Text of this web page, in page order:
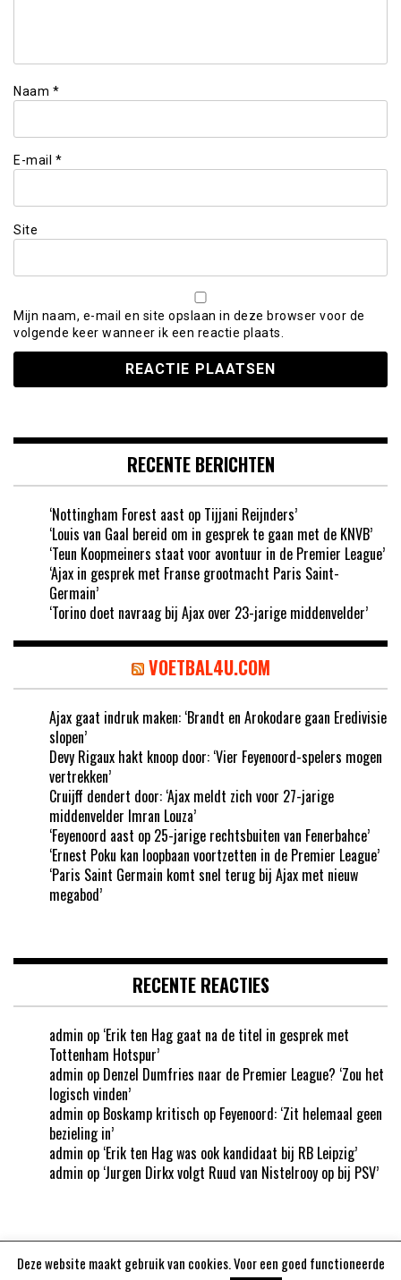
Naam *
E-mail *
Site
Mijn naam, e-mail en site opslaan in deze browser voor de
volgende keer wanneer ik een reactie plaats.
RECENTE BERICHTEN
‘Nottingham Forest aast op Tijjani Reijnders’
‘Louis van Gaal bereid om in gesprek te gaan met de KNVB’
‘Teun Koopmeiners staat voor avontuur in de Premier League’
‘Ajax in gesprek met Franse grootmacht Paris Saint-
Germain’
‘Torino doet navraag bij Ajax over 23-jarige middenvelder’
VOETBAL4U.COM
Ajax gaat indruk maken: ‘Brandt en Arokodare gaan Eredivisie
slopen’
Devy Rigaux hakt knoop door: ‘Vier Feyenoord-spelers mogen
vertrekken’
Cruijff dendert door: ‘Ajax meldt zich voor 27-jarige
middenvelder Imran Louza’
‘Feyenoord aast op 25-jarige rechtsbuiten van Fenerbahce’
‘Ernest Poku kan loopbaan voortzetten in de Premier League’
‘Paris Saint Germain komt snel terug bij Ajax met nieuw
megabod’
RECENTE REACTIES
admin op ‘Erik ten Hag gaat na de titel in gesprek met
Tottenham Hotspur’
admin op Denzel Dumfries naar de Premier League? ‘Zou het
logisch vinden’
admin op Boskamp kritisch op Feyenoord: ‘Zit helemaal geen
bezieling in’
admin op ‘Erik ten Hag was ook kandidaat bij RB Leipzig’
admin op ‘Jurgen Dirkx volgt Ruud van Nistelrooy op bij PSV’
Deze website maakt gebruik van cookies. Voor een goed functioneerde